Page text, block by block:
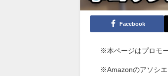
Facebook
※本ページはプロモ
※Amazonのアソシエ